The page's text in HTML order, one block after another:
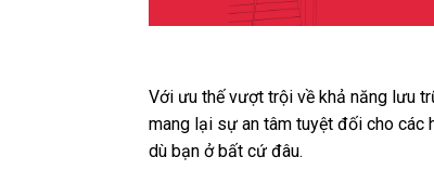
Với ưu thế vượt trội về khả năng lưu
mang lại sự an tâm tuyệt đối cho các
dù bạn ở bất cứ đâu.